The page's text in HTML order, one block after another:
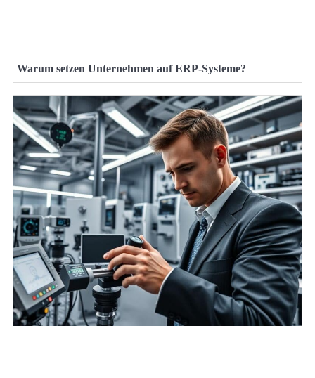
Warum setzen Unternehmen auf ERP-Systeme?